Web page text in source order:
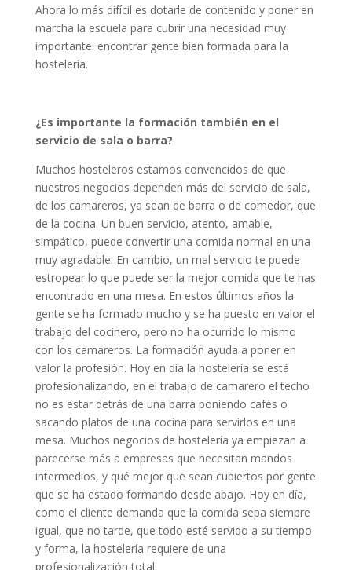
Ahora lo más difícil es dotarle de contenido y poner en
marcha la escuela para cubrir una necesidad muy
importante: encontrar gente bien formada para la
hostelería.
¿Es importante la formación también en el
servicio de sala o barra?
Muchos hosteleros estamos convencidos de que
nuestros negocios dependen más del servicio de sala,
de los camareros, ya sean de barra o de comedor, que
de la cocina. Un buen servicio, atento, amable,
simpático, puede convertir una comida normal en una
muy agradable. En cambio, un mal servicio te puede
estropear lo que puede ser la mejor comida que te has
encontrado en una mesa. En estos últimos años la
gente se ha formado mucho y se ha puesto en valor el
trabajo del cocinero, pero no ha ocurrido lo mismo
con los camareros. La formación ayuda a poner en
valor la profesión. Hoy en día la hostelería se está
profesionalizando, en el trabajo de camarero el techo
no es estar detrás de una barra poniendo cafés o
sacando platos de una cocina para servirlos en una
mesa. Muchos negocios de hostelería ya empiezan a
parecerse más a empresas que necesitan mandos
intermedios, y qué mejor que sean cubiertos por gente
que se ha estado formando desde abajo. Hoy en día,
como el cliente demanda que la comida sepa siempre
igual, que no tarde, que todo esté servido a su tiempo
y forma, la hostelería requiere de una
profesionalización total.